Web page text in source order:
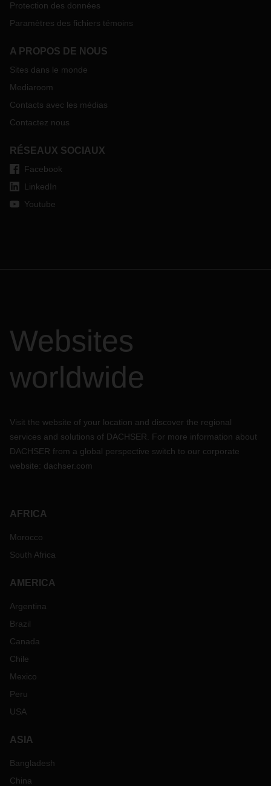
Protection des données
Paramètres des fichiers témoins
A PROPOS DE NOUS
Sites dans le monde
Mediaroom
Contacts avec les médias
Contactez nous
RÉSEAUX SOCIAUX
Facebook
LinkedIn
Youtube
Websites
worldwide
Visit the website of your location and discover the regional
services and solutions of DACHSER. For more information about
DACHSER from a global perspective switch to our corporate
website: dachser.com
AFRICA
Morocco
South Africa
AMERICA
Argentina
Brazil
Canada
Chile
Mexico
Peru
USA
ASIA
Bangladesh
China